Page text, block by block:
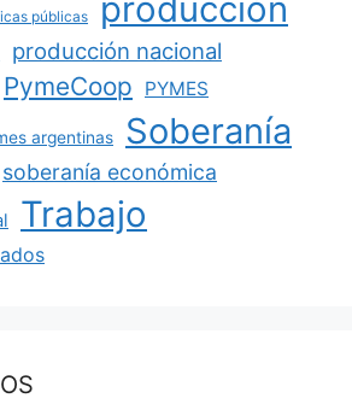
públicas producción
producción nacional
PymeCoop PYMES
argentinas Soberanía
soberanía económica
Trabajo